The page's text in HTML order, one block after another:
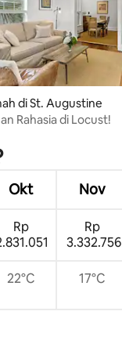
5, 415 ulasan
di St. Augustine
Rahasia di Locust!
Okt Nov
Rp
Rp
3.332.756
22°C 17°C